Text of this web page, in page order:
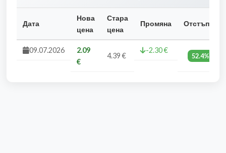
Дата
Нова
цена
Стара
цена
Промяна Отстъпка
09.07.2026
2.09
€
4.39 €
-2.30 €
52.4%